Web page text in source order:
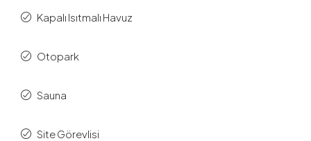
Kapalı Isıtmalı Havuz
Otopark
Sauna
Site Görevlisi